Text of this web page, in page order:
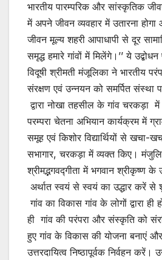
भारतीय पारम्परिक और सांस्कृतिक
में अपने जीवन व्यवहार में उतारना होगा
जीवन मूल्य शहरी आपाधापी से दूर
समृद्ध हमारे गांवों में मिलेंगे।’’ ये
विदूषी श्रीमती मंजूलिका ने भारतीय
संरक्षण एवं उन्नयन को समर्पित संस्था
द्वारा नोखा तहसील के गांव चरकड़ा
परम्परा चेतना अभियान कार्यक्रम में
समूह एवं किशोर विद्यार्थियों से
सभागार, चरकड़ा में व्यक्त किए।
श्रीमद्भगवद्गीता में भगवान श्रीकृष्ण के
अर्थात स्वयं से स्वयं का उद्धार करें
गांव का विकास गांव के लोगों द्वारा ही
ही गांव की परंपरा और संस्कृति को
हुए गांव के विकास की योजना बनाएं
उत्तरदायित्व निष्ठापूर्वक निर्वहन